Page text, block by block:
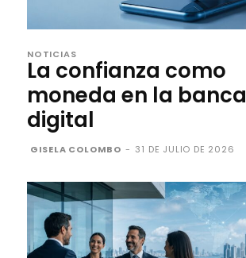
NOTICIAS
La confianza como
moneda en la banca
digital
GISELA COLOMBO - 31 DE JULIO DE 2026